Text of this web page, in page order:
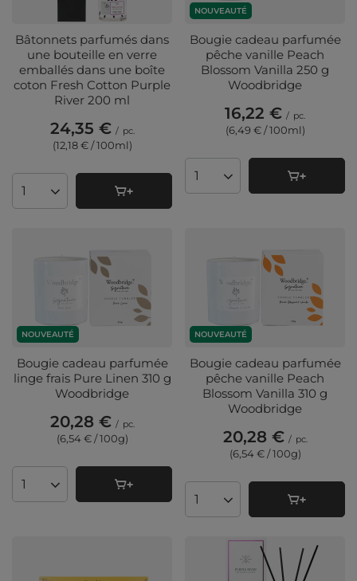
Bâtonnets parfumés dans
une bouteille en verre
emballés dans une boîte
coton Fresh Cotton Purple
River 200 ml
24,35 € / pc.
(12,18 € / 100ml)
Quantité de produits
NOUVEAUTÉ
Bougie cadeau parfumée
pêche vanille Peach
Blossom Vanilla 250 g
Woodbridge
16,22 € / pc.
(6,49 € / 100ml)
Quantité de produits
NOUVEAUTÉ
Bougie cadeau parfumée
linge frais Pure Linen 310 g
Woodbridge
20,28 € / pc.
(6,54 € / 100g)
Quantité de produits
NOUVEAUTÉ
Bougie cadeau parfumée
pêche vanille Peach
Blossom Vanilla 310 g
Woodbridge
20,28 € / pc.
(6,54 € / 100g)
Quantité de produits